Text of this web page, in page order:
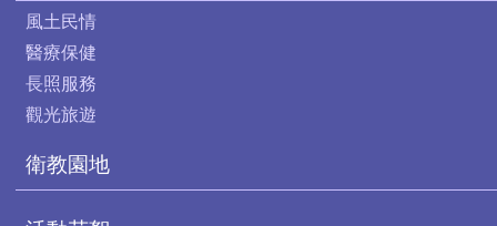
風土民情
醫療保健
長照服務
觀光旅遊
衛教園地